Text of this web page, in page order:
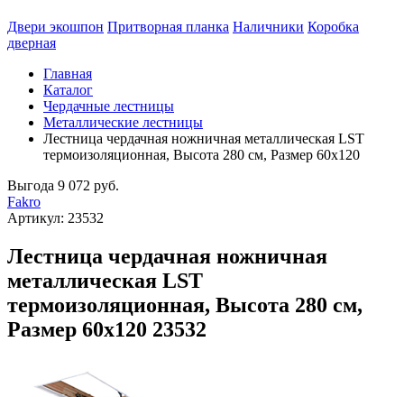
Двери экошпон Притворная планка Наличники Коробка
дверная
Главная
Каталог
Чердачные лестницы
Металлические лестницы
Лестница чердачная ножничная металлическая LST
термоизоляционная, Высота 280 см, Размер 60х120
Выгода 9 072 руб.
Fakro
Артикул: 23532
Лестница чердачная ножничная
металлическая LST
термоизоляционная, Высота 280 см,
Размер 60х120 23532